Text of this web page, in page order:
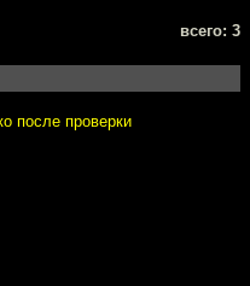
всего: 3
после проверки